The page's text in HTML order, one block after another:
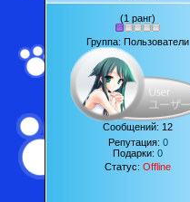
(1 ранг)
Группа: Пользователи
Сообщений: 12
Репутация: 0
Подарки: 0
Статус: Offline